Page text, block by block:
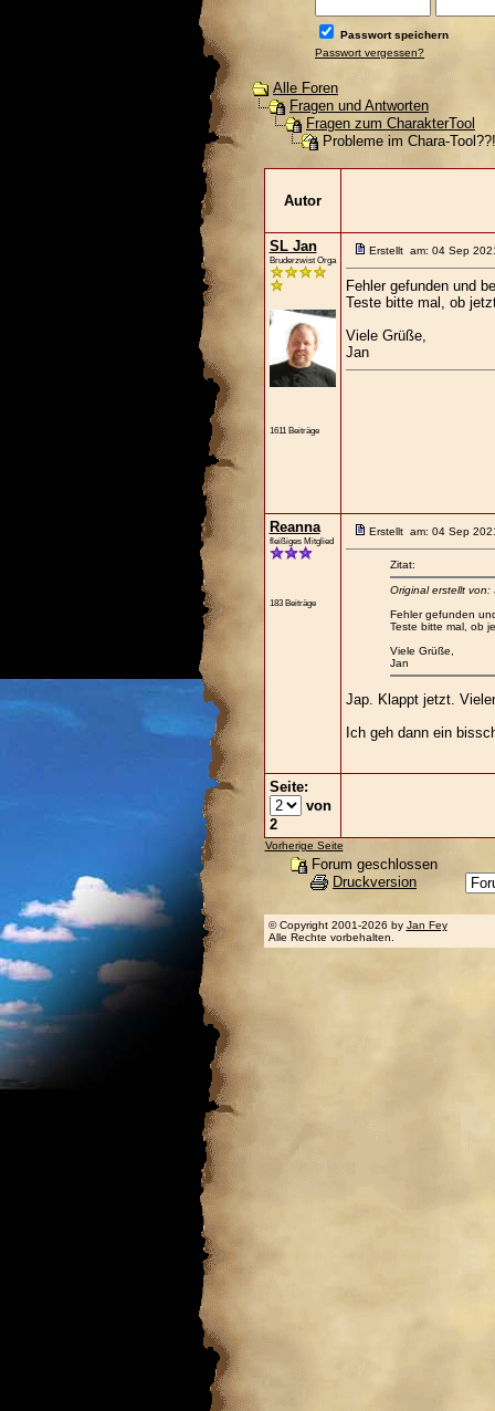
Passwort speichern
Passwort vergessen?
Alle Foren
Fragen und Antworten
Fragen zum CharakterTool
Probleme im Chara-Tool??!
Autor
SL Jan
Bruderzwist Orga
1611 Beiträge
Erstellt am: 04 Sep
Fehler gefunden und
Teste bitte mal, ob
Viele Grüße,
Jan
Reanna
fleißiges Mitglied
183 Beiträge
Erstellt am: 04 Sep
Zitat:
Original erstellt von:
Fehler gefunden
Teste bitte mal, ob
Viele Grüße,
Jan
Jap. Klappt jetzt.
Ich geh dann ein
Seite:
von
2
Vorherige Seite
Forum geschlossen
Druckversion
© Copyright 2001-2026 by Jan Fey
Alle Rechte vorbehalten.